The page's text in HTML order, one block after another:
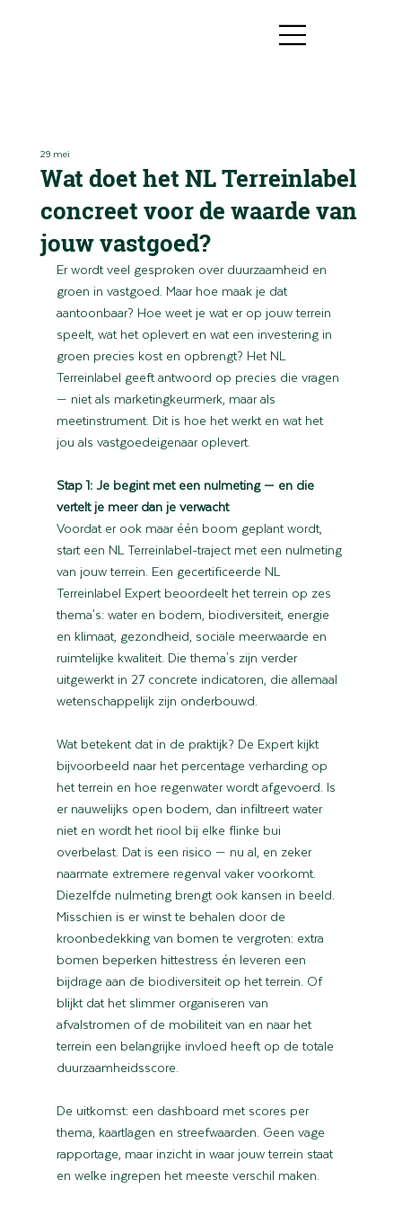
Wat doet het NL Terreinlabel
concreet voor de waarde van
jouw vastgoed?
29 mei
Er wordt veel gesproken over duurzaamheid en
groen in vastgoed. Maar hoe maak je dat
aantoonbaar? Hoe weet je wat er op jouw terrein
speelt, wat het oplevert en wat een investering in
groen precies kost en opbrengt? Het NL
Terreinlabel geeft antwoord op precies die vragen
— niet als marketingkeurmerk, maar als
meetinstrument. Dit is hoe het werkt en wat het
jou als vastgoedeigenaar oplevert.
Stap 1: Je begint met een nulmeting — en die
vertelt je meer dan je verwacht
Voordat er ook maar één boom geplant wordt,
start een NL Terreinlabel-traject met een nulmeting
van jouw terrein. Een gecertificeerde NL
Terreinlabel Expert beoordeelt het terrein op zes
thema's: water en bodem, biodiversiteit, energie
en klimaat, gezondheid, sociale meerwaarde en
ruimtelijke kwaliteit. Die thema's zijn verder
uitgewerkt in 27 concrete indicatoren, die allemaal
wetenschappelijk zijn onderbouwd.
Wat betekent dat in de praktijk? De Expert kijkt
bijvoorbeeld naar het percentage verharding op
het terrein en hoe regenwater wordt afgevoerd. Is
er nauwelijks open bodem, dan infiltreert water
niet en wordt het riool bij elke flinke bui
overbelast. Dat is een risico — nu al, en zeker
naarmate extremere regenval vaker voorkomt.
Diezelfde nulmeting brengt ook kansen in beeld.
Misschien is er winst te behalen door de
kroonbedekking van bomen te vergroten: extra
bomen beperken hittestress én leveren een
bijdrage aan de biodiversiteit op het terrein. Of
blijkt dat het slimmer organiseren van
afvalstromen of de mobiliteit van en naar het
terrein een belangrijke invloed heeft op de totale
duurzaamheidsscore.
De uitkomst: een dashboard met scores per
thema, kaartlagen en streefwaarden. Geen vage
rapportage, maar inzicht in waar jouw terrein staat
en welke ingrepen het meeste verschil maken.